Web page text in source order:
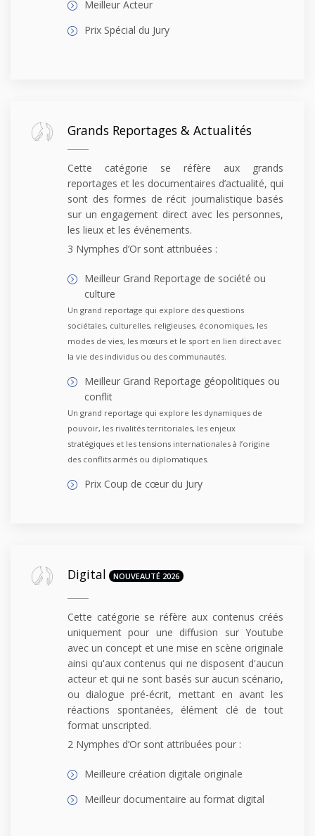
Meilleur Acteur
Prix Spécial du Jury
Grands Reportages & Actualités
Cette catégorie se réfère aux grands
reportages et les documentaires d’actualité, qui
sont des formes de récit journalistique basés
sur un engagement direct avec les personnes,
les lieux et les événements.
3 Nymphes d’Or sont attribuées :
Meilleur Grand Reportage de société ou
culture
Un grand reportage qui explore des questions
sociétales, culturelles, religieuses, économiques, les
modes de vies, les mœurs et le sport en lien direct avec
la vie des individus ou des communautés.
Meilleur Grand Reportage géopolitiques ou
conflit
Un grand reportage qui explore les dynamiques de
pouvoir, les rivalités territoriales, les enjeux
stratégiques et les tensions internationales à l’origine
des conflits armés ou diplomatiques.
Prix Coup de cœur du Jury
Digital NOUVEAUTÉ 2026
Cette catégorie se réfère aux contenus créés
uniquement pour une diffusion sur Youtube
avec un concept et une mise en scène originale
ainsi qu'aux contenus qui ne disposent d'aucun
acteur et qui ne sont basés sur aucun scénario,
ou dialogue pré-écrit, mettant en avant les
réactions spontanées, élément clé de tout
format unscripted.
2 Nymphes d’Or sont attribuées pour :
Meilleure création digitale originale
Meilleur documentaire au format digital